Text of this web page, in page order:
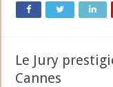
Le Jury
Cannes